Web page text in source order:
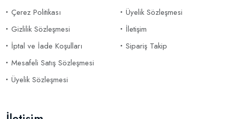
Çerez Politikası
Gizlilik Sözleşmesi
İptal ve İade Koşulları
Mesafeli Satış Sözleşmesi
Üyelik Sözleşmesi
Üyelik Sözleşmesi
İletişim
Sipariş Takip